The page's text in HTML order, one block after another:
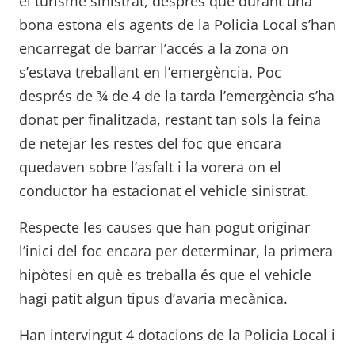
bona estona els agents de la Policia Local s’han
encarregat de barrar l’accés a la zona on
s’estava treballant en l’emergència. Poc
després de ¾ de 4 de la tarda l’emergència s’ha
donat per finalitzada, restant tan sols la feina
de netejar les restes del foc que encara
quedaven sobre l’asfalt i la vorera on el
conductor ha estacionat el vehicle sinistrat.
Respecte les causes que han pogut originar
l’inici del foc encara per determinar, la primera
hipòtesi en què es treballa és que el vehicle
hagi patit algun tipus d’avaria mecànica.
Han intervingut 4 dotacions de la Policia Local i